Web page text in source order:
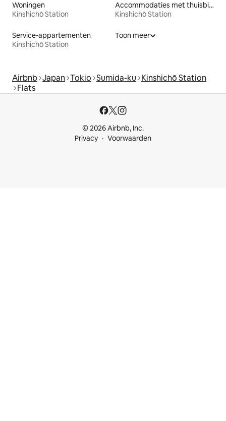
Woningen
Kinshichō Station
Accommodaties met thuisbioscoop
Kinshichō Station
Service-appartementen
Kinshichō Station
Toon meer
Airbnb Japan Tokio Sumida-ku Kinshichō Station
Flats
© 2026 Airbnb, Inc.
Privacy
Voorwaarden